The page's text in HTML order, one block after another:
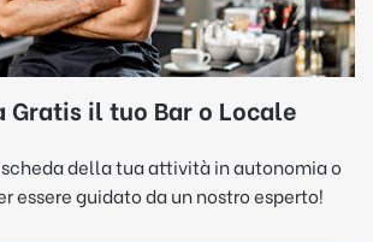
Gratis il tuo Bar o Locale
della tua attività in autonomia o
essere guidato da un nostro esperto!